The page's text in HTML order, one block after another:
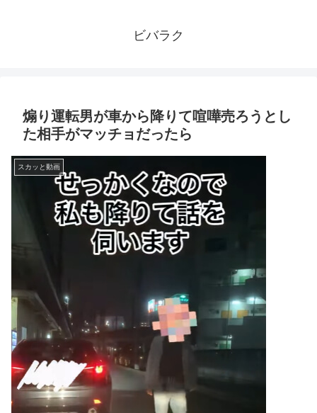
ビバラク
煽り運転男が車から降りて喧嘩売ろうとし
た相手がマッチョだったら
スカッと動画